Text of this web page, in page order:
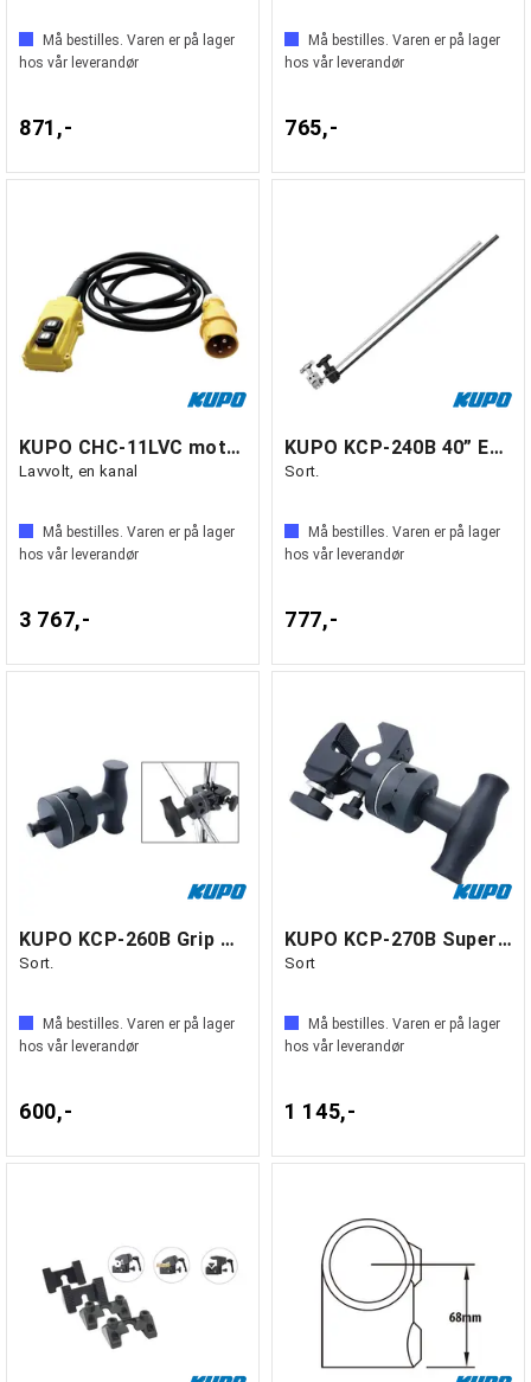
Må bestilles. Varen er på lager
hos vår leverandør
871,-
Må bestilles. Varen er på lager
hos vår leverandør
765,-
KUPO CHC-11LVC motorkontroller
Lavvolt, en kanal
Må bestilles. Varen er på lager
hos vår leverandør
3 767,-
KUPO KCP-240B 40” Extension Grip Arm
Sort.
Må bestilles. Varen er på lager
hos vår leverandør
777,-
KUPO KCP-260B Grip Head w/ Hex Stud
Sort.
Må bestilles. Varen er på lager
hos vår leverandør
600,-
KUPO KCP-270B Super Convi Clamp Griphead
Sort
Må bestilles. Varen er på lager
hos vår leverandør
1 145,-